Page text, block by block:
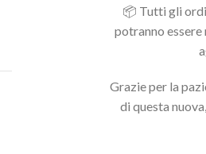
📦 Tutti gli
potranno
Grazie per la
di questa
Acquista il
Potrebbero